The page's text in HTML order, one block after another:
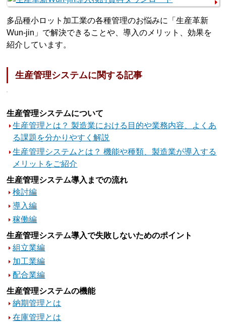
多品種小ロット加工業の各種管理のお悩みに「生産革新
Wun-jin」で解決できることや、導入のメリット、効果を
紹介しています。
生産管理システムに関する記事
生産管理システムについて
生産管理とは？ 製造業における目的や業務内容、よくあ
る課題を分かりやすく解説
生産管理システムとは？ 機能や種類、製造業が導入する
メリットをご紹介
生産管理システム導入までの流れ
検討編
導入編
稼働編
生産管理システム導入で失敗しないためのポイント
組立業編
加工業編
配合業編
生産管理システムの機能
納期管理とは
在庫管理とは